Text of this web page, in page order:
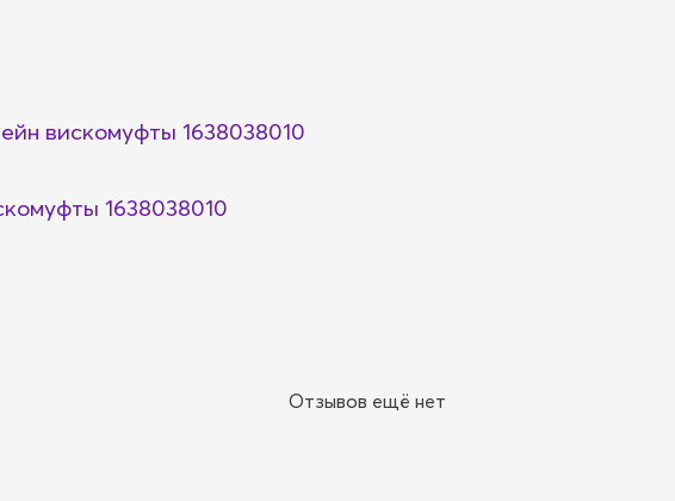
вискомуфты 1638038010
1638038010
Отзывов ещё нет